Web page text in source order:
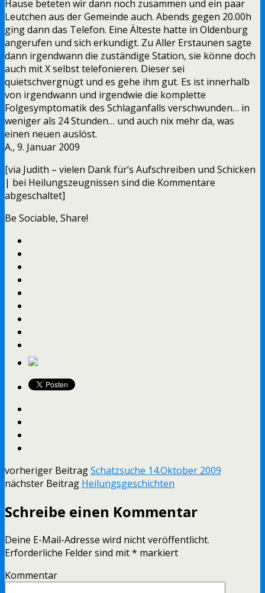
Hause beteten wir dann noch zusammen und ein paar
Leutchen aus der Gemeinde auch. Abends gegen 20.00h
ging dann das Telefon. Eine Älteste hatte in Oldenburg
angerufen und sich erkundigt. Zu Aller Erstaunen sagte
dann irgendwann die zuständige Station, sie könne doch
auch mit X selbst telefonieren. Dieser sei
quietschvergnügt und es gehe ihm gut. Es ist innerhalb
von irgendwann und irgendwie die komplette
Folgesymptomatik des Schlaganfalls verschwunden… in
weniger als 24 Stunden… und auch nix mehr da, was
einen neuen auslöst.
A., 9. Januar 2009
[via Judith – vielen Dank für’s Aufschreiben und Schicken
| bei Heilungszeugnissen sind die Kommentare
abgeschaltet]
Be Sociable, Share!
vorheriger BeitragSchatzsuche 14.Oktober 2009
nächster Beitrag Heilungsgeschichten
Schreibe einen Kommentar
Deine E-Mail-Adresse wird nicht veröffentlicht.
Erforderliche Felder sind mit* markiert
Kommentar